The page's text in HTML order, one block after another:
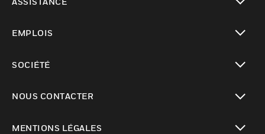
EMPLOIS
SOCIÉTÉ
NOUS CONTACTER
MENTIONS LÉGALES